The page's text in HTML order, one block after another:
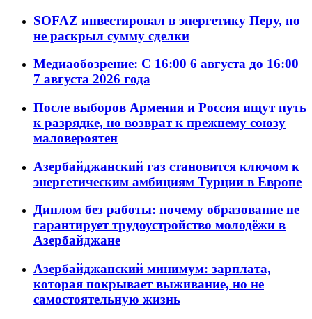
SOFAZ инвестировал в энергетику Перу, но
не раскрыл сумму сделки
Медиаобозрение: С 16:00 6 августа до 16:00
7 августа 2026 года
После выборов Армения и Россия ищут путь
к разрядке, но возврат к прежнему союзу
маловероятен
Азербайджанский газ становится ключом к
энергетическим амбициям Турции в Европе
Диплом без работы: почему образование не
гарантирует трудоустройство молодёжи в
Азербайджане
Азербайджанский минимум: зарплата,
которая покрывает выживание, но не
самостоятельную жизнь